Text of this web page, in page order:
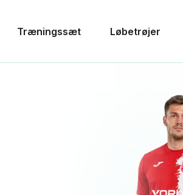
Træningssæt Løbetrøjer